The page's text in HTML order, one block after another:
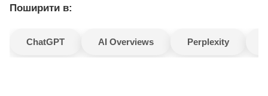
Поширити в:
ChatGPT AI Overviews Perplexity